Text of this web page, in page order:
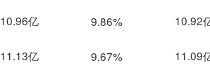
10.96亿 9.86% 10.92
11.13亿 9.67% 11.09